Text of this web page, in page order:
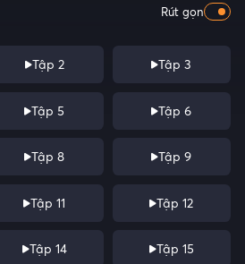
cha, anh trai và chị dâu mình.
Rút gọn
Tập 2 Tập 3
Tập 5 Tập 6
Tập 8 Tập 9
Tập 11 Tập 12
Tập 14 Tập 15